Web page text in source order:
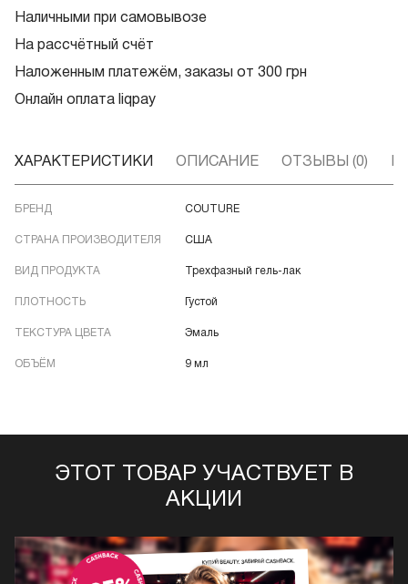
Наличными при самовывозе
На рассчётный счёт
Наложенным платежём, заказы от 300 грн
Онлайн оплата liqpay
ХАРАКТЕРИСТИКИ ОПИСАНИЕ ОТЗЫВЫ (0)
БРЕНД COUTURE
СТРАНА ПРОИЗВОДИТЕЛЯ США
ВИД ПРОДУКТА Трехфазный гель-лак
ПЛОТНОСТЬ Густой
ТЕКСТУРА ЦВЕТА Эмаль
ОБЪЁМ 9 мл
ЭТОТ ТОВАР УЧАСТВУЕТ В
АКЦИИ